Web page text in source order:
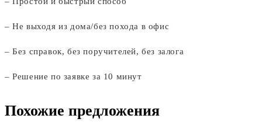
– Не выходя из дома/без похода в офис
– Без справок, без поручителей, без залога
– Решение по заявке за 10 минут
Похожие предложения